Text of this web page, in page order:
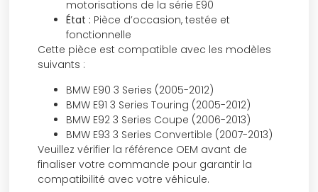
motorisations de la série E90
État : Pièce d’occasion, testée et
fonctionnelle
Cette pièce est compatible avec les modèles
suivants :
BMW E90 3 Series (2005-2012)
BMW E91 3 Series Touring (2005-2012)
BMW E92 3 Series Coupe (2006-2013)
BMW E93 3 Series Convertible (2007-2013)
Veuillez vérifier la référence OEM avant de
finaliser votre commande pour garantir la
compatibilité avec votre véhicule.